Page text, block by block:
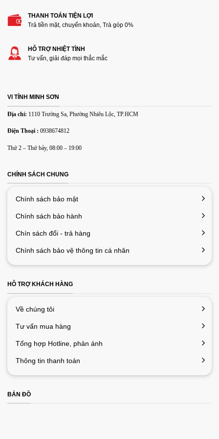
Thêm ảnh đánh giá
Các định dạng ảnh được chấp nhận: jpg,png.
Email*
cho lần bình luận kế tiếp của tôi.
THANH TOÁN TIỆN LỢI
Trả tiền mặt, chuyển khoản, Trà góp 0%
HỖ TRỢ NHIỆT TÌNH
Tư vấn, giải đáp mọi thắc mắc
VI TÍNH MINH SƠN
Địa chỉ: 1110 Trường Sa, Phường Nhiêu Lộc, TP.HCM
Điện Thoại : 0938674812
Thứ 2 – Thứ bảy, 08:00 – 19:00
CHÍNH SÁCH CHUNG
Chính sách bảo mật
Chính sách bảo hành
Chín sách đổi - trả hàng
Chính sách bảo vệ thông tin cá nhân
HỖ TRỢ KHÁCH HÀNG
Về chúng tôi
Tư vấn mua hàng
Tổng hợp Hotline, phản ánh
Thông tin thanh toán
BẢN ĐỒ